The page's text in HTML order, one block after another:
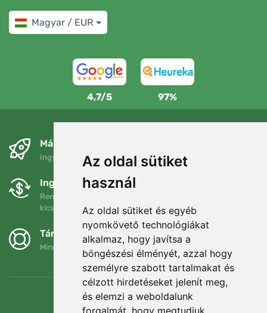
Az oldal sütiket
használ
Az oldal sütiket és egyéb
nyomkövető technológiákat
alkalmaz, hogy javítsa a
böngészési élményét, azzal hogy
személyre szabott tartalmakat és
célzott hirdetéseket jelenít meg,
és elemzi a weboldalunk
forgalmát, hogy megtudjuk
Magyar / EUR
4,7/5 97%
Másnapra és ingyenesen
Ingyenes szállítás a következő összeg felett: 80 EUR
Ingyenes csere és visszaküldés
Rendelését 90 napon belül bármikor visszaküldheti vagy
kicserélheti.
Támogatjuk a Trees.org-ot
Minden megrendelésért ültetünk egy fát! Bővebben